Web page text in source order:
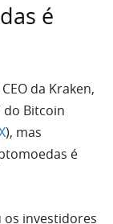
é
da Kraken,
do Bitcoin
), mas
é
os investidores